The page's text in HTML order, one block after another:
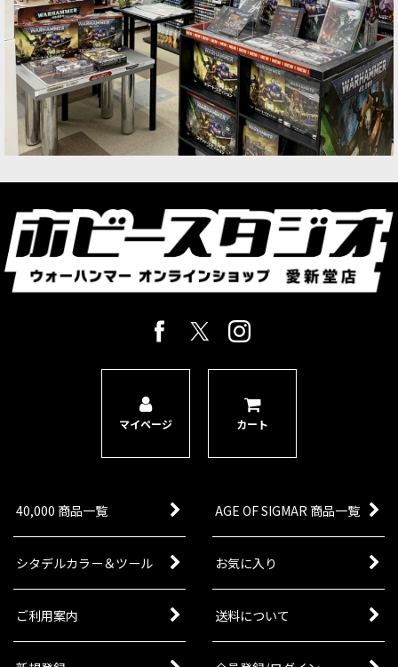
マイページ カート
40,000 商品一覧 AGE OF SIGMAR 商品一覧
シタデルカラー＆ツール お気に入り
ご利用案内 送料について